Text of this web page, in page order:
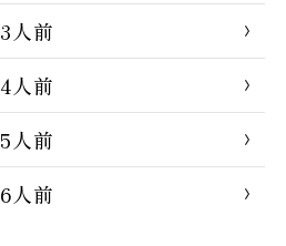
3人前
4人前
5人前
6人前